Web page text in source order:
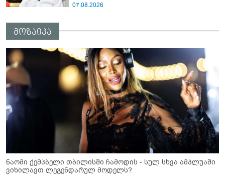
07.08.2026
მოზაიკა
ნაომი ქემპბელი თბილისში ჩამოდის - სულ სხვა ამპლუაში
ვიხილავთ ლეგენდარულ მოდელს?